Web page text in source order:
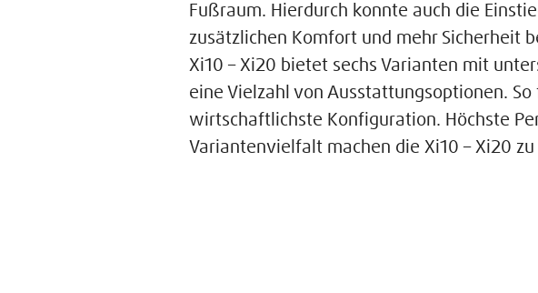
Fußraum. Hierdurch konnte auch die
zusätzlichen Komfort und mehr Sicherheit
Xi10 – Xi20 bietet sechs Varianten mit
eine Vielzahl von Ausstattungsoptionen.
wirtschaftlichste Konfiguration. Höchste
Variantenvielfalt machen die Xi10 – Xi20